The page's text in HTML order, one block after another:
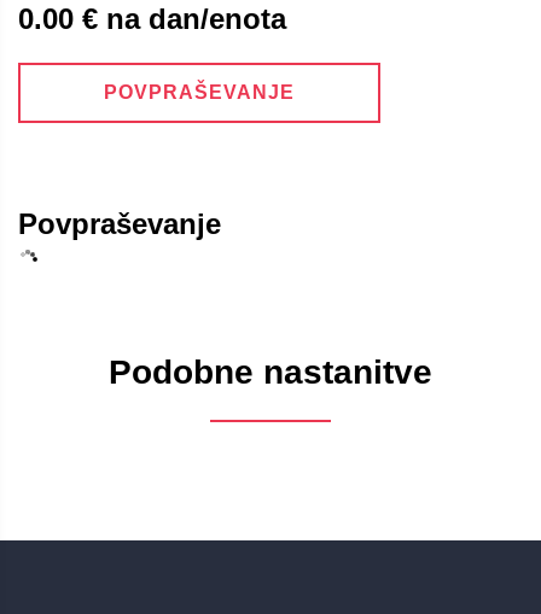
0.00 € na dan/enota
POVPRAŠEVANJE
Povpraševanje
Podobne nastanitve